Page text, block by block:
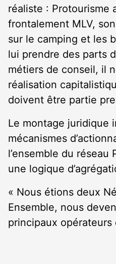
réaliste : Protourisme
frontalement MLV,
sur le camping et les
lui prendre des parts
métiers de conseil, il
réalisation
doivent être partie
Le montage juridique
mécanismes
l’ensemble du réseau
une logique
« Nous étions deux
Ensemble, nous
principaux opérateurs